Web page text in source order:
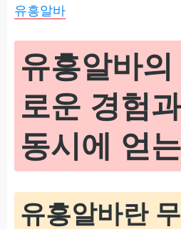
유흥알바
유흥알바
로운 경험
동시에 얻
유흥알바란